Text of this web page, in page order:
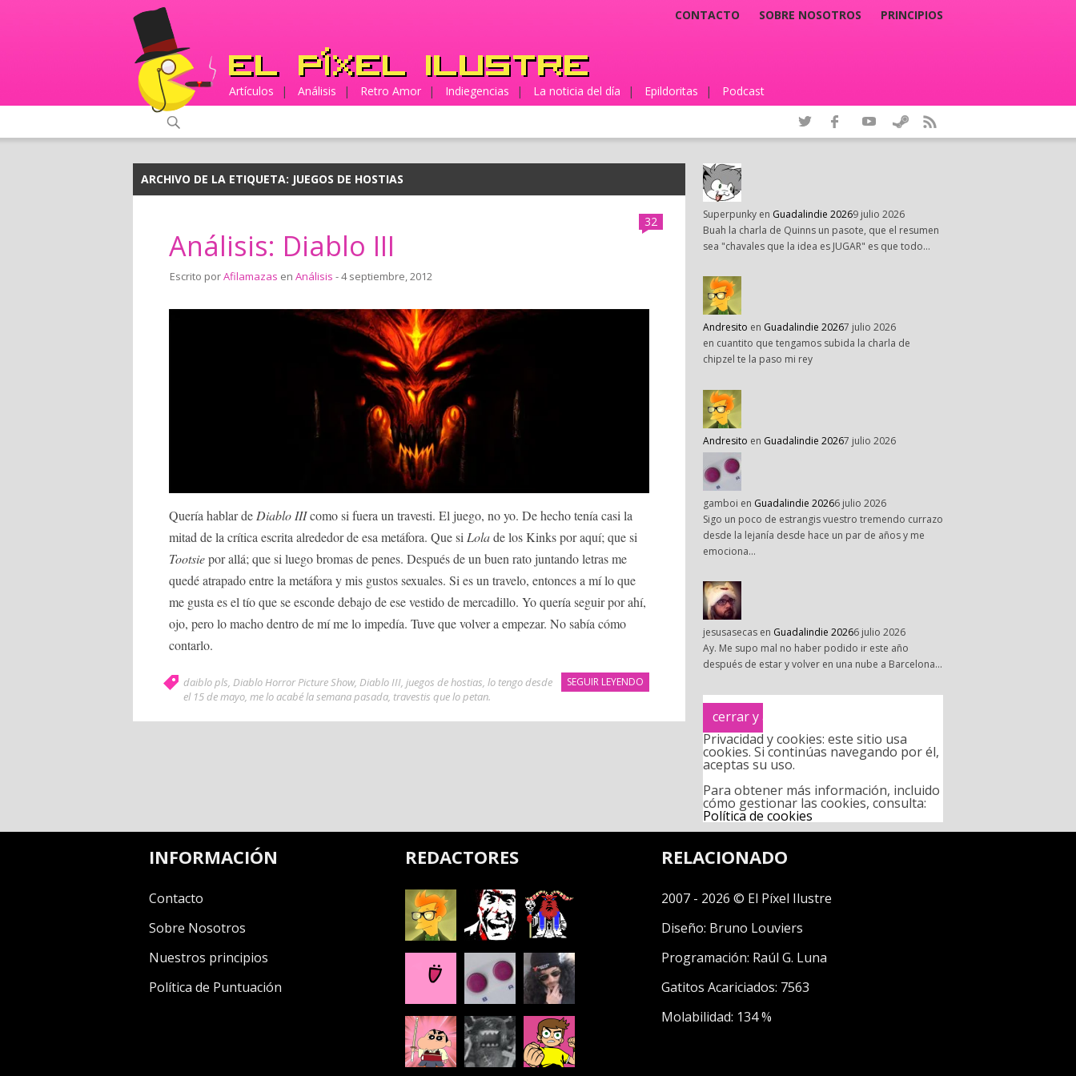
CONTACTO SOBRE NOSOTROS PRINCIPIOS
Artículos | Análisis | Retro Amor | Indiegencias | La noticia del día | Epildoritas | Podcast
ARCHIVO DE LA ETIQUETA: JUEGOS DE HOSTIAS
32
Análisis: Diablo III
Escrito porAfilamazas en Análisis - 4 septiembre, 2012
Quería hablar de Diablo IIIcomo si fuera un travesti. El juego, no yo. De hecho tenía casi la
mitad de la crítica escrita alrededor de esa metáfora. Que si Lolade los Kinks por aquí; que si
Tootsiepor allá; que si luego bromas de penes. Después de un buen rato juntando letras me
quedé atrapado entre la metáfora y mis gustos sexuales. Si es un travelo, entonces a mí lo que
me gusta es el tío que se esconde debajo de ese vestido de mercadillo. Yo quería seguir por ahí,
ojo, pero lo macho dentro de mí me lo impedía. Tuve que volver a empezar. No sabía cómo
contarlo.
SEGUIR LEYENDO
daiblo pls, Diablo Horror Picture Show, Diablo III, juegos de hostias, lo tengo desde
el 15 de mayo, me lo acabé la semana pasada, travestis que lo petan.
Superpunky en Guadalindie 20269 julio 2026
Buah la charla de Quinns un pasote, que el resumen
sea "chavales que la idea es JUGAR" es que todo…
Andresito en Guadalindie 20267 julio 2026
en cuantito que tengamos subida la charla de
chipzel te la paso mi rey
Andresito en Guadalindie 20267 julio 2026
gamboi en Guadalindie 20266 julio 2026
Sigo un poco de estrangis vuestro tremendo currazo
desde la lejanía desde hace un par de años y me
emociona…
jesusasecas en Guadalindie 20266 julio 2026
Ay. Me supo mal no haber podido ir este año
después de estar y volver en una nube a Barcelona…
Privacidad y cookies: este sitio usa
cookies. Si continúas navegando por él,
aceptas su uso.
Para obtener más información, incluido
cómo gestionar las cookies, consulta:
Política de cookies
INFORMACIÓN
Contacto
Sobre Nosotros
Nuestros principios
Política de Puntuación
REDACTORES RELACIONADO
2007 - 2026 © El Píxel Ilustre
Diseño: Bruno Louviers
Programación: Raúl G. Luna
Gatitos Acariciados: 7563
Molabilidad: 134 %